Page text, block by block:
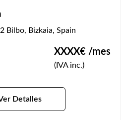
Bilbo, Bizkaia, Spain
XXXX€ /mes
(IVA inc.)
Detalles